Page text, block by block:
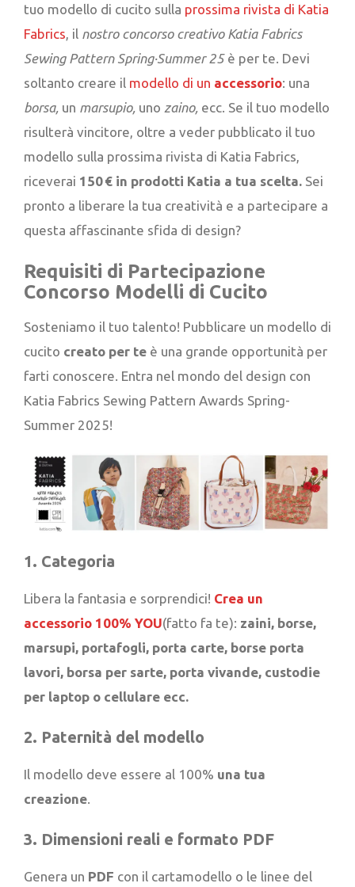
tuo modello di cucito sulla prossima rivista di Katia
Fabrics , il nostro concorso creativo Katia Fabrics
Sewing Pattern Spring·Summer 25è per te. Devi
soltanto creare il modello di un accessorio: una
borsa, un marsupio, uno zaino, ecc. Se il tuo modello
risulterà vincitore, oltre a veder pubblicato il tuo
modello sulla prossima rivista di Katia Fabrics,
riceverai 150 € in prodotti Katia a tua scelta. Sei
pronto a liberare la tua creatività e a partecipare a
questa affascinante sfida di design?
Requisiti di Partecipazione
Concorso Modelli di Cucito
Sosteniamo il tuo talento! Pubblicare un modello di
cucito creato per te è una grande opportunità per
farti conoscere. Entra nel mondo del design con
Katia Fabrics Sewing Pattern Awards Spring-
Summer 2025!
1. Categoria
Libera la fantasia e sorprendici! Crea un
accessorio 100% YOU(fatto fa te): zaini, borse,
marsupi, portafogli, porta carte, borse porta
lavori, borsa per sarte, porta vivande, custodie
per laptop o cellulare ecc.
2. Paternità del modello
Il modello deve essere al 100% una tua
creazione.
3. Dimensioni reali e formato PDF
Genera un PDF con il cartamodello o le linee del